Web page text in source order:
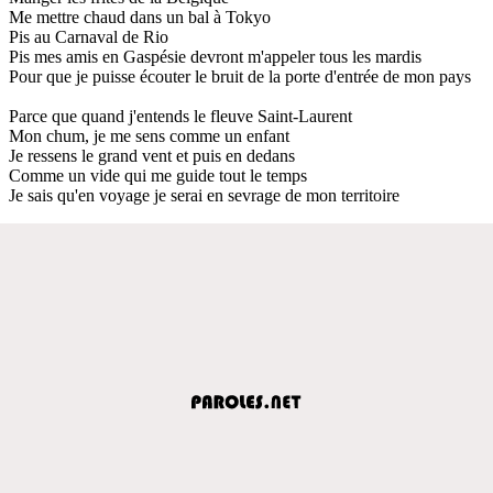
Me mettre chaud dans un bal à Tokyo
Pis au Carnaval de Rio
Pis mes amis en Gaspésie devront m'appeler tous les mardis
Pour que je puisse écouter le bruit de la porte d'entrée de mon pays
Parce que quand j'entends le fleuve Saint-Laurent
Mon chum, je me sens comme un enfant
Je ressens le grand vent et puis en dedans
Comme un vide qui me guide tout le temps
Je sais qu'en voyage je serai en sevrage de mon territoire